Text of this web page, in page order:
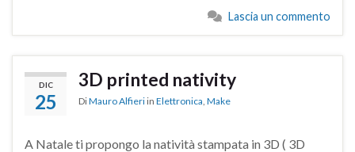
Lascia un commento
DIC
25
3D printed nativity
DiMauro Alfieri in Elettronica Make
A Natale ti propongo la natività stampata in 3D ( 3D